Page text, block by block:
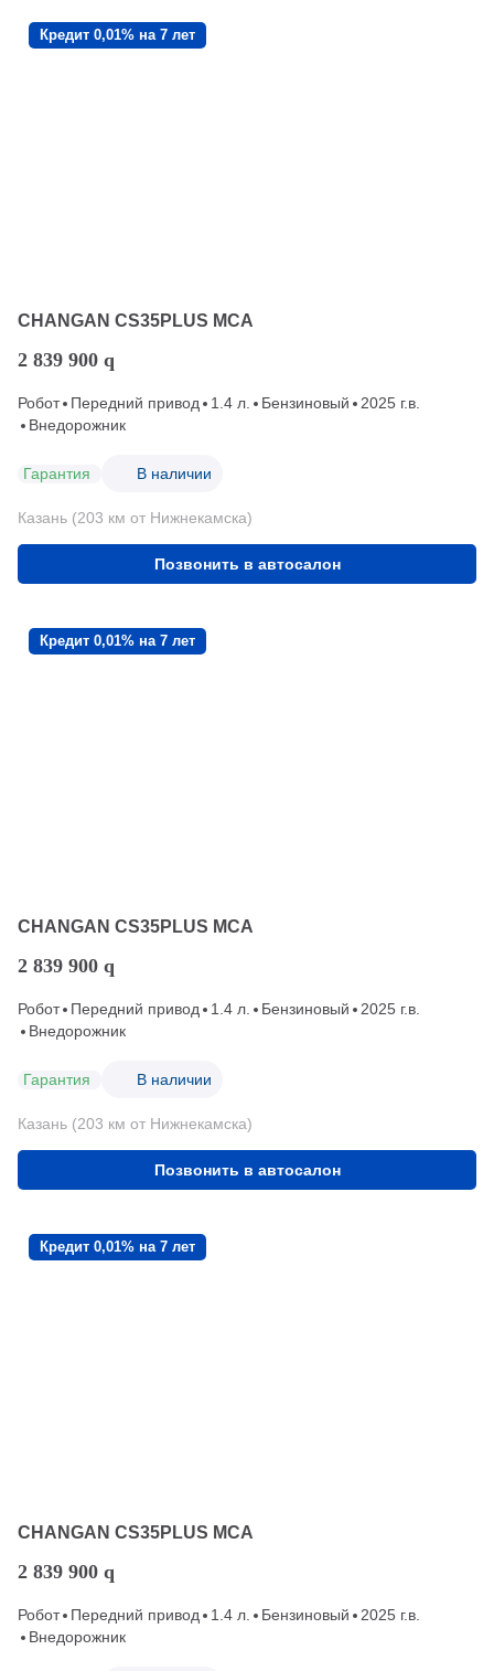
Кредит 0,01% на 7 лет
CHANGAN CS35PLUS MCA
2 839 900 q
Робот Передний привод 1.4 л. Бензиновый
2025 г.в.
Внедорожник
Гарантия В наличии
Казань (203 км от Нижнекамска)
Позвонить в автосалон
Кредит 0,01% на 7 лет
CHANGAN CS35PLUS MCA
2 839 900 q
Робот Передний привод 1.4 л. Бензиновый
2025 г.в.
Внедорожник
Гарантия В наличии
Казань (203 км от Нижнекамска)
Позвонить в автосалон
Кредит 0,01% на 7 лет
CHANGAN CS35PLUS MCA
2 839 900 q
Робот Передний привод 1.4 л. Бензиновый
2025 г.в.
Внедорожник